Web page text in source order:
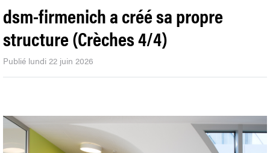
dsm-firmenich a créé sa propre
structure (Crèches 4/4)
Publié lundi 22 juin 2026